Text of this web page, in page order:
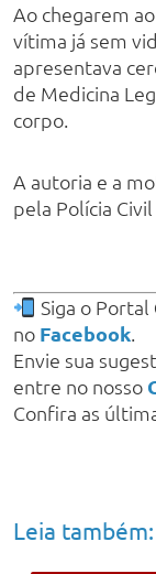
Ao chegarem
vítima já sem
apresentava
de Medicina
corpo.
A autoria e a
pela Polícia
Siga o Portal
no Facebook.
Envie sua
entre no nosso
Confira as
Leia também: